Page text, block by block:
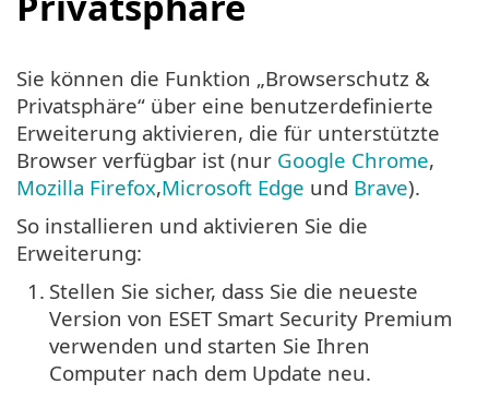
Sie können die Funktion „Browserschutz &
Privatsphäre“ über eine benutzerdefinierte
Erweiterung aktivieren, die für unterstützte
Browser verfügbar ist (nur Google Chrome,
Mozilla Firefox,Microsoft Edge und Brave).
So installieren und aktivieren Sie die
Erweiterung:
1. Stellen Sie sicher, dass Sie die neueste
Version von ESET Smart Security Premium
verwenden und starten Sie Ihren
Computer nach dem Update neu.